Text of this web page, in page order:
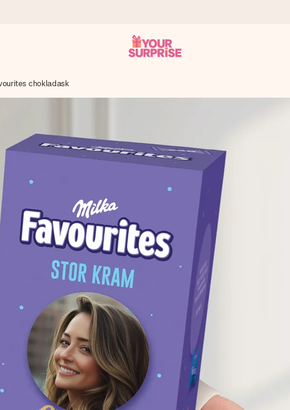
– så att du kan ge den i precis rätt tid, när det betyder som mest.
ditt foto eller ett meddelande som verkligen berör hennes hjärta.
chokladask